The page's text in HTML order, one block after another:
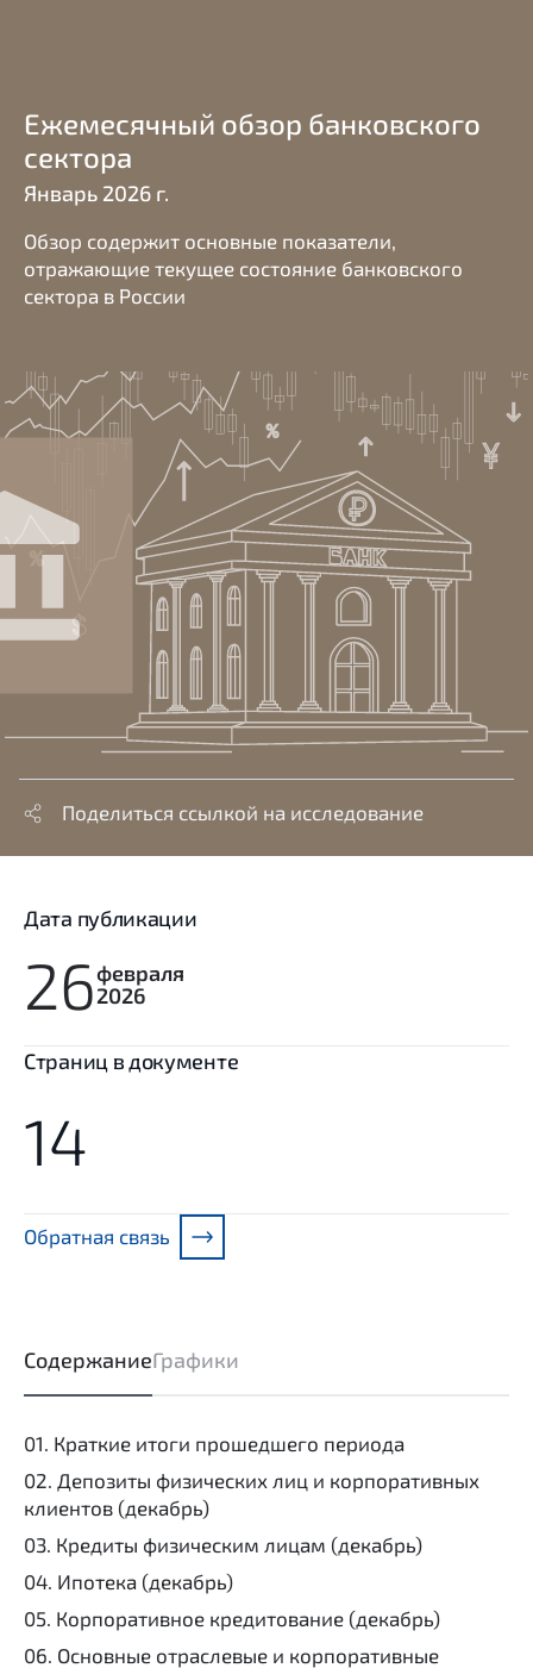
Ежемесячный обзор банковского
сектора
Январь 2026 г.
Обзор содержит основные показатели,
отражающие текущее состояние банковского
сектора в России
Поделиться ссылкой на исследование
Дата публикации
26февраля
2026
Cтраниц в документе
14
Обратная связь
СодержаниеГрафики
01. Краткие итоги прошедшего периода
02. Депозиты физических лиц и корпоративных
клиентов (декабрь)
03. Кредиты физическим лицам (декабрь)
04. Ипотека (декабрь)
05. Корпоративное кредитование (декабрь)
06. Основные отраслевые и корпоративные